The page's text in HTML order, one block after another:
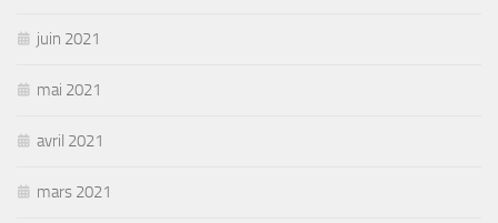
juin 2021
mai 2021
avril 2021
mars 2021